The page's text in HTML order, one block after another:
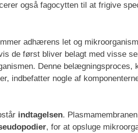
også fagocytten til at frigive
adhærens let og
de først bliver belagt med visse
Denne belægningsproces,
indbefatter nogle af
indtagelsen.
, for at opsluge